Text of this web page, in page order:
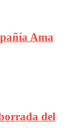
Ama
del